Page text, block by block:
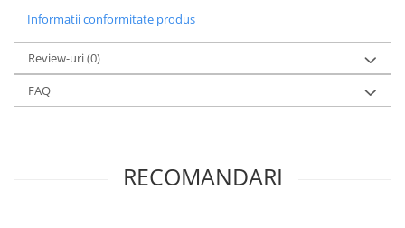
Informatii conformitate produs
Review-uri(0)
FAQ
RECOMANDARI